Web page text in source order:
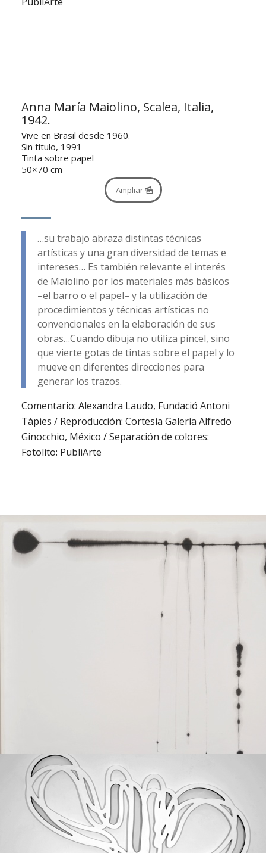
Anna María Maiolino, Scalea, Italia,
1942.
Vive en Brasil desde 1960.
Sin título, 1991
Tinta sobre papel
50×70 cm
Ampliar
…su trabajo abraza distintas técnicas
artísticas y una gran diversidad de temas e
intereses… Es también relevante el interés
de Maiolino por los materiales más básicos
–el barro o el papel– y la utilización de
procedimientos y técnicas artísticas no
convencionales en la elaboración de sus
obras…Cuando dibuja no utiliza pincel, sino
que vierte gotas de tintas sobre el papel y lo
mueve en diferentes direcciones para
generar los trazos.
Comentario: Alexandra Laudo, Fundació Antoni
Tàpies / Reproducción: Cortesía Galería Alfredo
Ginocchio, México / Separación de colores:
Fotolito: PubliArte